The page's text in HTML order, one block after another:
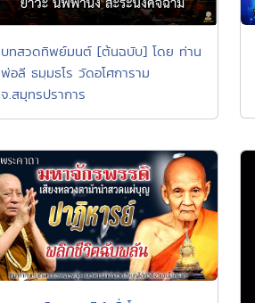
บทสวดทิพย์มนต์ [ต้นฉบับ] โดย ท่าน
พ่อลี ธมฺมธโร วัดอโศการาม
จ.สมุทรปราการ